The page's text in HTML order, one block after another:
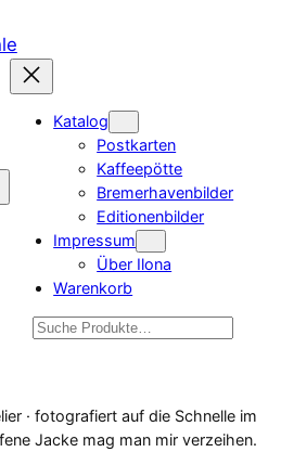
Katalog
Postkarten
Kaffeepötte
Bremerhavenbilder
Editionenbilder
Impressum
Über Ilona
Warenkorb
Suchen
· fotografiert auf die Schnelle im
Jacke mag man mir verzeihen.